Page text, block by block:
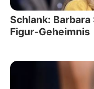
Schlank:
Figur-Geheimnis